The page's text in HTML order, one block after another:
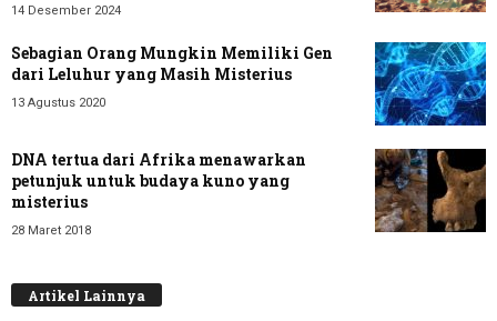
14 Desember 2024
Sebagian Orang Mungkin Memiliki Gen
dari Leluhur yang Masih Misterius
13 Agustus 2020
DNA tertua dari Afrika menawarkan
petunjuk untuk budaya kuno yang
misterius
28 Maret 2018
Artikel Lainnya